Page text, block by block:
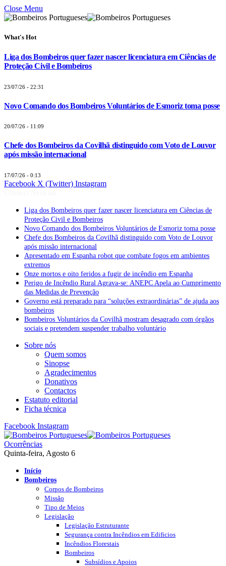
Close Menu
What's Hot
Liga dos Bombeiros quer fazer nascer licenciatura em Ciências de
Proteção Civil e Bombeiros
23/07/26 - 22:31
Novo Comando dos Bombeiros Voluntários de Esmoriz toma posse
20/07/26 - 11:09
Chefe dos Bombeiros da Covilhã distinguido com Voto de Louvor
após missão internacional
17/07/26 - 0:13
Facebook X (Twitter) Instagram
Liga dos Bombeiros quer fazer nascer licenciatura em Ciências de
Proteção Civil e Bombeiros
Novo Comando dos Bombeiros Voluntários de Esmoriz toma posse
Chefe dos Bombeiros da Covilhã distinguido com Voto de Louvor
após missão internacional
Apresentado em Espanha robot que combate fogos em ambientes
extremos
Onze mortos e oito feridos a fugir de incêndio em Espanha
Perigo de Incêndio Rural Agrava-se: ANEPC Apela ao Cumprimento
das Medidas de Prevenção
Governo está preparado para “soluções extraordinárias” de ajuda aos
bombeiros
Bombeiros Voluntários da Covilhã mostram desagrado com órgãos
sociais e pretendem suspender trabalho voluntário
Sobre nós
Quem somos
Sinopse
Agradecimentos
Donativos
Contactos
Estatuto editorial
Ficha técnica
Facebook Instagram
Ocorrências
Quinta-feira, Agosto 6
Início
Bombeiros
Corpos de Bombeiros
Missão
Tipo de Meios
Legislação
Legislação Estruturante
Segurança contra Incêndios em Edificios
Incêndios Florestais
Bombeiros
Subsídios e Apoios